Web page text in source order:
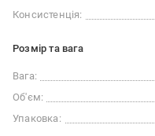
Консистенція:
Розмір та вага
Вага:
Об'єм:
Упаковка: